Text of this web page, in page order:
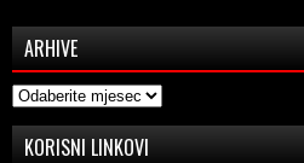
ARHIVE
Arhive
KORISNI LINKOVI